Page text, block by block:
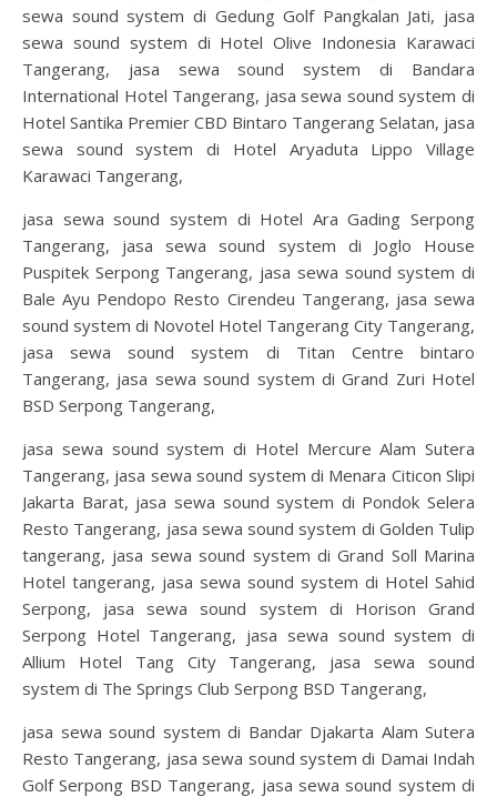
sewa sound system di Gedung Golf Pangkalan Jati, jasa
sewa sound system di Hotel Olive Indonesia Karawaci
Tangerang, jasa sewa sound system di Bandara
International Hotel Tangerang, jasa sewa sound system di
Hotel Santika Premier CBD Bintaro Tangerang Selatan, jasa
sewa sound system di Hotel Aryaduta Lippo Village
Karawaci Tangerang,
jasa sewa sound system di Hotel Ara Gading Serpong
Tangerang, jasa sewa sound system di Joglo House
Puspitek Serpong Tangerang, jasa sewa sound system di
Bale Ayu Pendopo Resto Cirendeu Tangerang, jasa sewa
sound system di Novotel Hotel Tangerang City Tangerang,
jasa sewa sound system di Titan Centre bintaro
Tangerang, jasa sewa sound system di Grand Zuri Hotel
BSD Serpong Tangerang,
jasa sewa sound system di Hotel Mercure Alam Sutera
Tangerang, jasa sewa sound system di Menara Citicon Slipi
Jakarta Barat, jasa sewa sound system di Pondok Selera
Resto Tangerang, jasa sewa sound system di Golden Tulip
tangerang, jasa sewa sound system di Grand Soll Marina
Hotel tangerang, jasa sewa sound system di Hotel Sahid
Serpong, jasa sewa sound system di Horison Grand
Serpong Hotel Tangerang, jasa sewa sound system di
Allium Hotel Tang City Tangerang, jasa sewa sound
system di The Springs Club Serpong BSD Tangerang,
jasa sewa sound system di Bandar Djakarta Alam Sutera
Resto Tangerang, jasa sewa sound system di Damai Indah
Golf Serpong BSD Tangerang, jasa sewa sound system di